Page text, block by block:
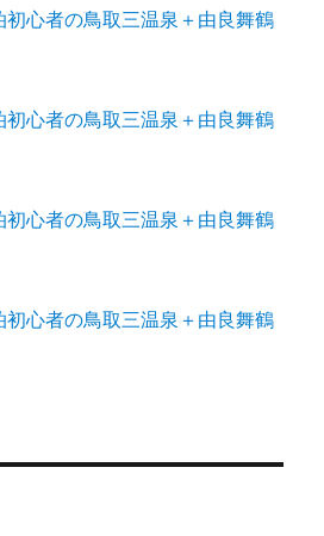
初心者の鳥取三温泉＋由良舞鶴
初心者の鳥取三温泉＋由良舞鶴
初心者の鳥取三温泉＋由良舞鶴
初心者の鳥取三温泉＋由良舞鶴